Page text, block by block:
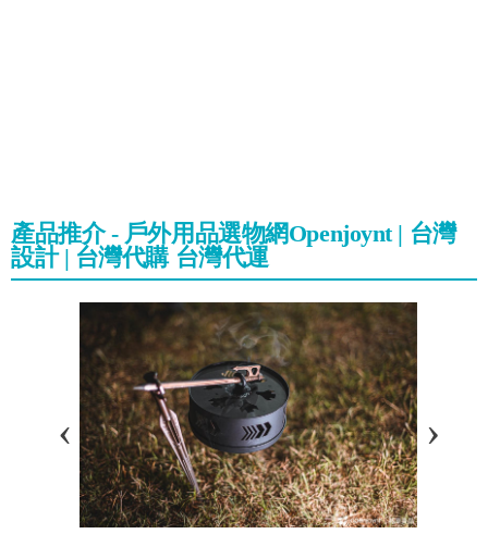
產品推介 - 戶外用品選物網Openjoynt | 台灣
設計 | 台灣代購 台灣代運